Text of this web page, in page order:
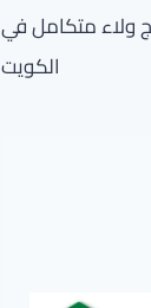
ولاء متكامل في
الكويت